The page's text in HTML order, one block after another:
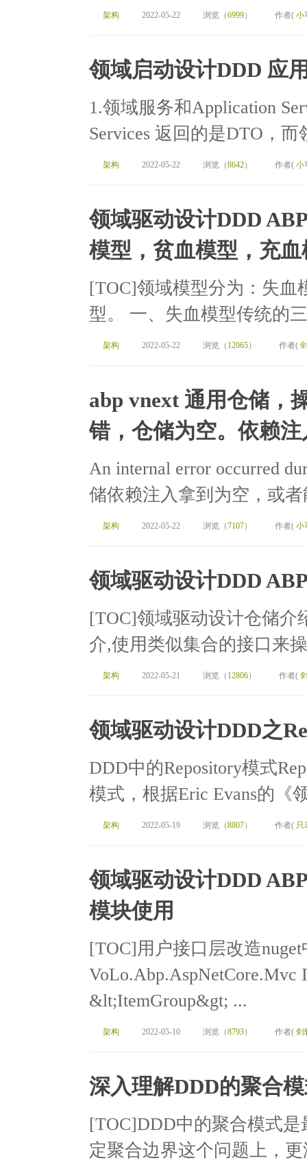
架构 2022-05-22 浏览（6999） 作者( 小
领域启动设计DDD 应
1.领域服务和Application
Services 返回的是DTO，
架构 2022-05-22 浏览（8642） 作者( 小
领域驱动设计DDD
模型，贫血模型，充
[TOC]领域模型分为：失血
型。 一、失血模型传统的
架构 2022-05-22 浏览（ 12065） 作者(
abp vnext 通用仓储，
错，仓储为空。依赖
An internal error occurred
储依赖注入拿到为空，或
架构 2022-05-22 浏览（7107） 作者( 小
领域驱动设计DDD
[TOC]领域驱动设计仓储介
介,使用类似集合的接口来
架构 2022-05-21 浏览（ 12806） 作者(
领域驱动设计DDD之
DDD中的Repository模式
模式，根据Eric Evans的《
架构 2022-05-19 浏览（8807） 作者( 只
领域驱动设计DDD
模块使用
[TOC]用户接口层改造
VoLo.Abp.AspNetCore.Mvc
&lt;ItemGroup&gt; ...
架构 2022-05-10 浏览（8793） 作者( 剑
深入理解DDD的聚合
[TOC]DDD中的聚合模式
定聚合边界这个问题上，